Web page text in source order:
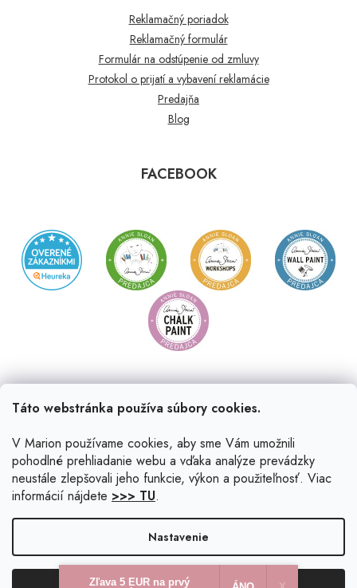
Táto webstránka používa súbory cookies.
V Marion používame cookies, aby sme Vám umožnili
pohodlné prehliadanie webu a vďaka analýze prevádzky
neustále zlepšovali jeho funkcie, výkon a použiteľnosť. Viac
informácií nájdete >>> TU.
Nastavenie
Reklamačný poriadok
Reklamačný formulár
Formulár na odstúpenie od zmluvy
Protokol o prijatí a vybavení reklamácie
Predajňa
Blog
FACEBOOK
Vytvoril Shoptet|Upravil Balkys
Copyright 2026 . Všetky práva vyhradené.
Upraviť
Zľava 5 EUR na prvý